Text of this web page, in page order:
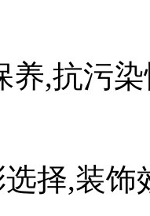
养,抗污
择,装饰